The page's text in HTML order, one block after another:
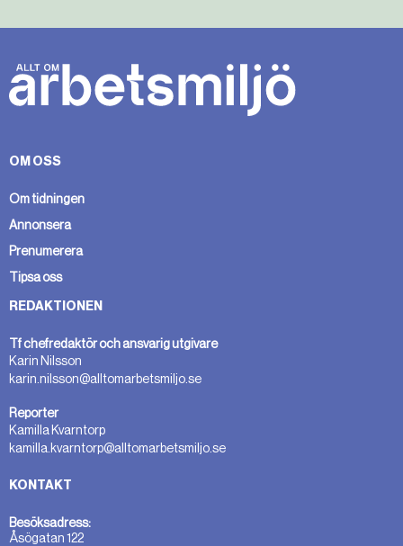
OM OSS
Om tidningen
Annonsera
Prenumerera
Tipsa oss
REDAKTIONEN
Tf chefredaktör och ansvarig utgivare
Karin Nilsson
karin.nilsson@alltomarbetsmiljo.se
Reporter
Kamilla Kvarntorp
kamilla.kvarntorp@alltomarbetsmiljo.se
KONTAKT
Besöksadress:
Åsögatan 122